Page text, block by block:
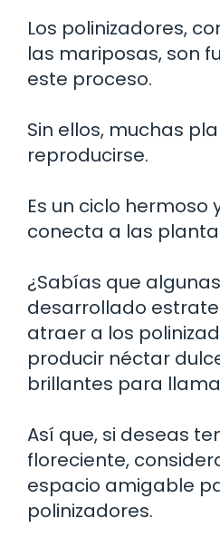
Los polinizadores,
las mariposas, son
este proceso.
Sin ellos, muchas
reproducirse.
Es un ciclo hermoso
conecta a las
¿Sabías que
desarrollado
atraer a los
producir néctar
brillantes para
Así que, si deseas
floreciente,
espacio amigable
polinizadores.